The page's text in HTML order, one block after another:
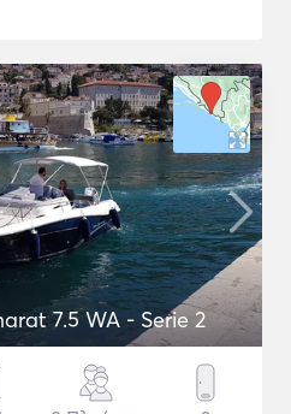
7.5 WA - Serie 2